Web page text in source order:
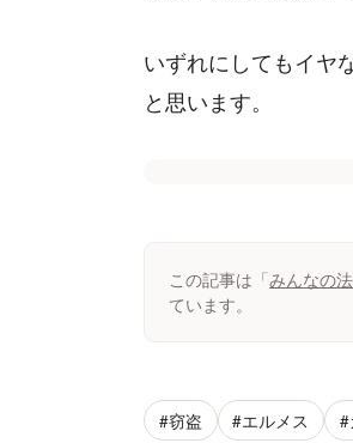
いずれにしてもイヤ
と思います。
この記事は「みんなの
ています。
#窃盗 #エルメス #